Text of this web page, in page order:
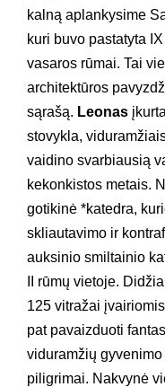
kalną aplankysime
kuri buvo pastatyta
vasaros rūmai. Tai
architektūros
sąrašą. Leonas
stovykla,
vaidino svarbiausią
kekonkistos metais.
gotikinė *katedra,
skliautavimo ir
auksinio smiltainio
II rūmų vietoje.
125 vitražai
pat pavaizduoti
viduramžių
piligrimai. Nakvynė